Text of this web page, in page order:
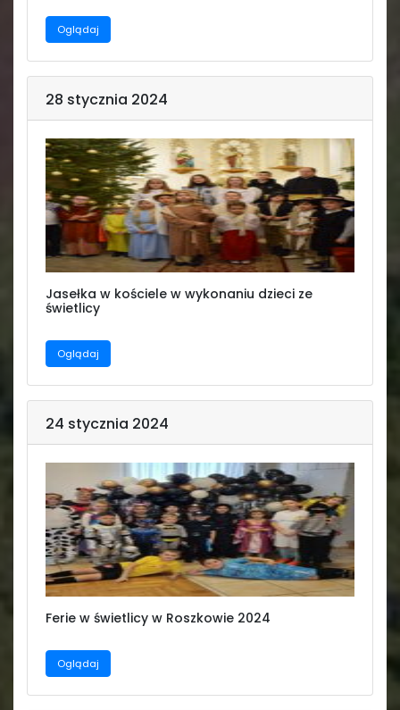
Oglądaj
28 stycznia 2024
Jasełka w kościele w wykonaniu dzieci ze
świetlicy
Oglądaj
24 stycznia 2024
Ferie w świetlicy w Roszkowie 2024
Oglądaj